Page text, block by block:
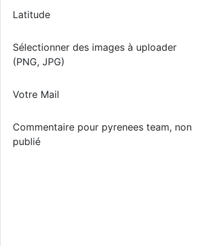
Latitude
Sélectionner des images à uploader
(PNG, JPG)
Votre Mail
Commentaire pour pyrenees team, non
publié